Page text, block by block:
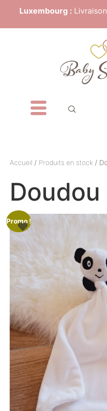
Luxembourg :
Accueil / Produits en stock /
Doudou
Promo !